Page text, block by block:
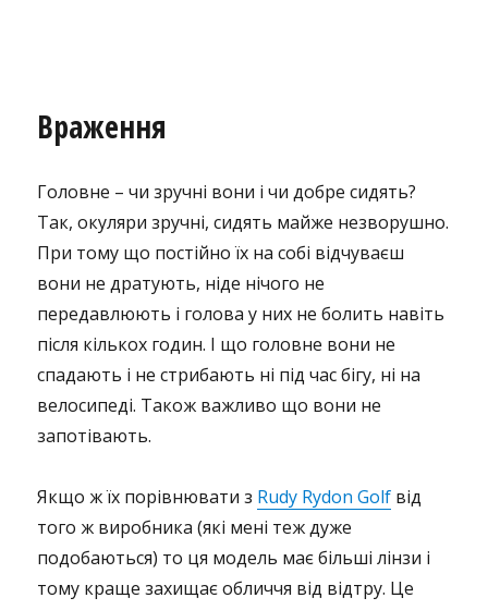
Враження
Головне – чи зручні вони і чи добре сидять?
Так, окуляри зручні, сидять майже незворушно.
При тому що постійно їх на собі відчуваєш
вони не дратують, ніде нічого не
передавлюють і голова у них не болить навіть
після кількох годин. І що головне вони не
спадають і не стрибають ні під час бігу, ні на
велосипеді. Також важливо що вони не
запотівають.
Якщо ж їх порівнювати з Rudy Rydon Golf від
того ж виробника (які мені теж дуже
подобаються) то ця модель має більші лінзи і
тому краще захищає обличчя від відтру. Це